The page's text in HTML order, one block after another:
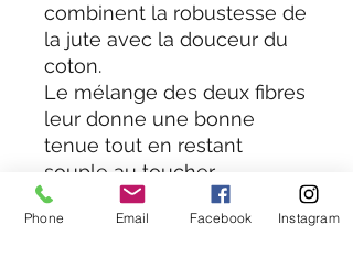
combinent la robustesse de
la jute avec la douceur du
coton.
Le mélange des deux fibres
leur donne une bonne
tenue tout en restant
souple au toucher.
Leur petit format est idéal
pour organiser les objets du
Phone Email Facebook Instagram